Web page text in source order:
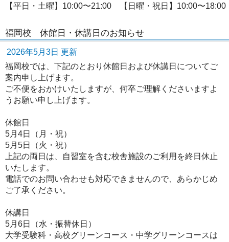
【平日・土曜】10:00〜21:00 【日曜・祝日】10:00〜18:00
福岡校 休館日・休講日のお知らせ
2026年5月3日 更新
福岡校では、下記のとおり休館日および休講日についてご
案内申し上げます。
ご不便をおかけいたしますが、何卒ご理解くださいますよ
うお願い申し上げます。
休館日
5月4日（月・祝）
5月5日（火・祝）
上記の両日は、自習室を含む校舎施設のご利用を終日休止
いたします。
電話でのお問い合わせも対応できませんので、あらかじめ
ご了承ください。
休講日
5月6日（水・振替休日）
大学受験科・高校グリーンコース・中学グリーンコースは